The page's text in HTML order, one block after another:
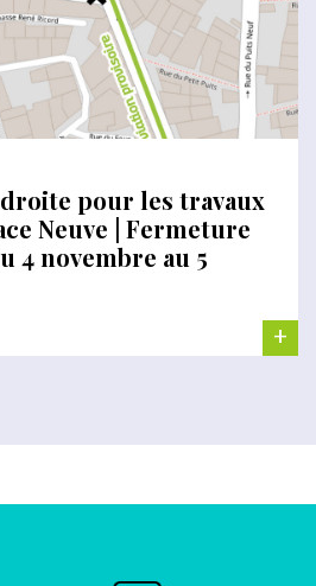
pour les travaux
Neuve | Fermeture
4 novembre au 5
+